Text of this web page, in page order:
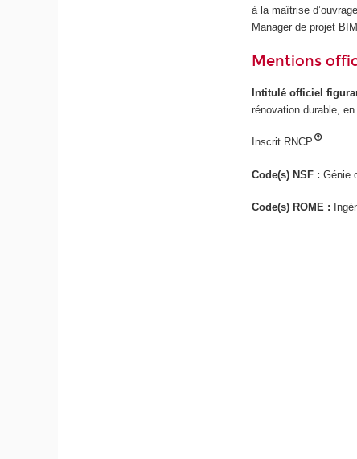
à la maîtrise
Manager de projet
Mentions
Intitulé officiel
rénovation durable,
Inscrit RNCP
Code(s) NSF :Génie
Code(s) ROME :